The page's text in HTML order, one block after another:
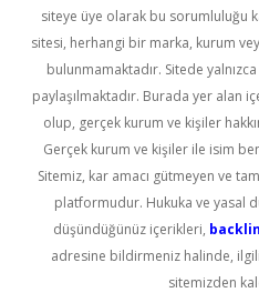
siteye üye olarak bu sorumluluğu
sitesi, herhangi bir marka, kurum
bulunmamaktadır. Sitede
paylaşılmaktadır. Burada yer alan
olup, gerçek kurum ve kişiler
Gerçek kurum ve kişiler ile isim
Sitemiz, kar amacı gütmeyen ve
platformudur. Hukuka ve yasal
düşündüğünüz içerikleri,
adresine bildirmeniz halinde,
sitemizden